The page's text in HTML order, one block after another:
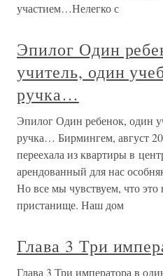
участием…Нелегко с
Эпилог Один
учитель, один
ручка…
Эпилог Один ребенок, один
ручка… Бирмингем, август
переехала из квартиры в
арендованный для нас
Но все мы чувствуем, что
пристанище. Наш дом
Глава 3 Три
Глава 3 Три императора в